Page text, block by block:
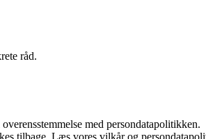
råd.
med persondatapolitikken.
tilbage. Læs vores vilkår og